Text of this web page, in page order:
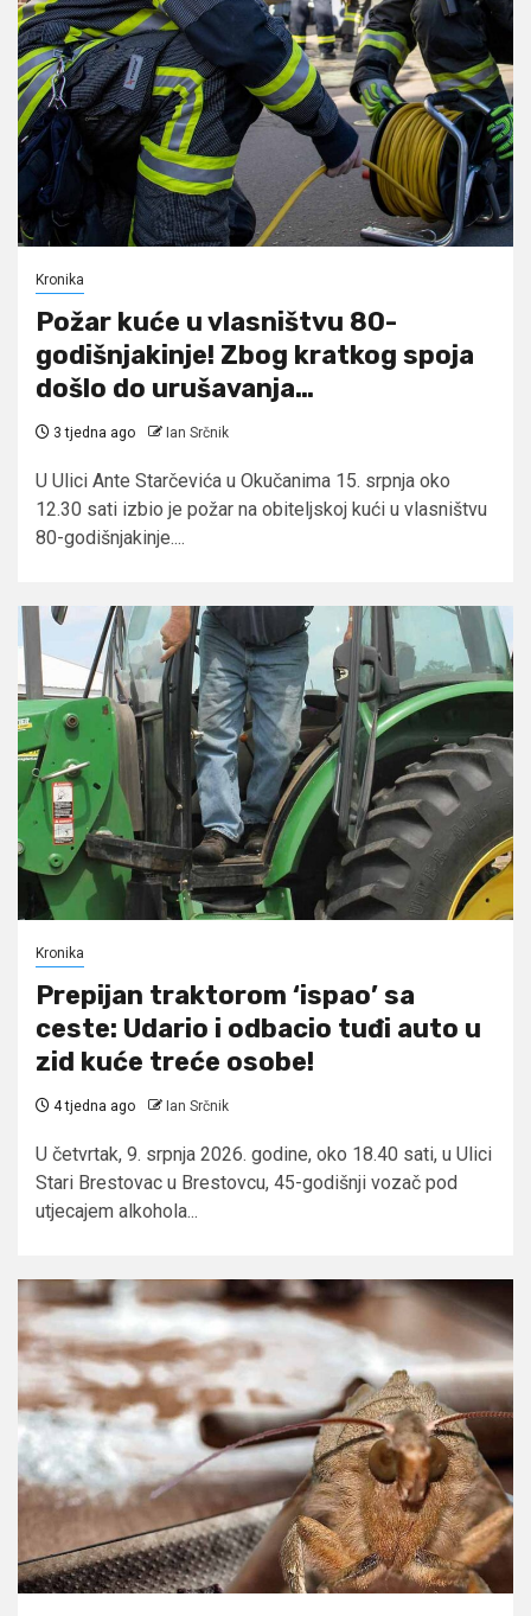
Kronika
Požar kuće u vlasništvu 80-
godišnjakinje! Zbog kratkog spoja
došlo do urušavanja…
3 tjedna ago Ian Srčnik
U Ulici Ante Starčevića u Okučanima 15. srpnja oko
12.30 sati izbio je požar na obiteljskoj kući u vlasništvu
80-godišnjakinje....
Kronika
Prepijan traktorom ‘ispao’ sa
ceste: Udario i odbacio tuđi auto u
zid kuće treće osobe!
4 tjedna ago Ian Srčnik
U četvrtak, 9. srpnja 2026. godine, oko 18.40 sati, u Ulici
Stari Brestovac u Brestovcu, 45-godišnji vozač pod
utjecajem alkohola...